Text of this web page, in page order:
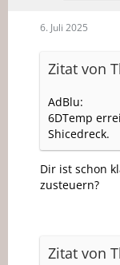
6. Juli 2025
Zitat von
AdBlu:
6DTemp
Shicedreck.
Dir ist schon
zusteuern?
Zitat von